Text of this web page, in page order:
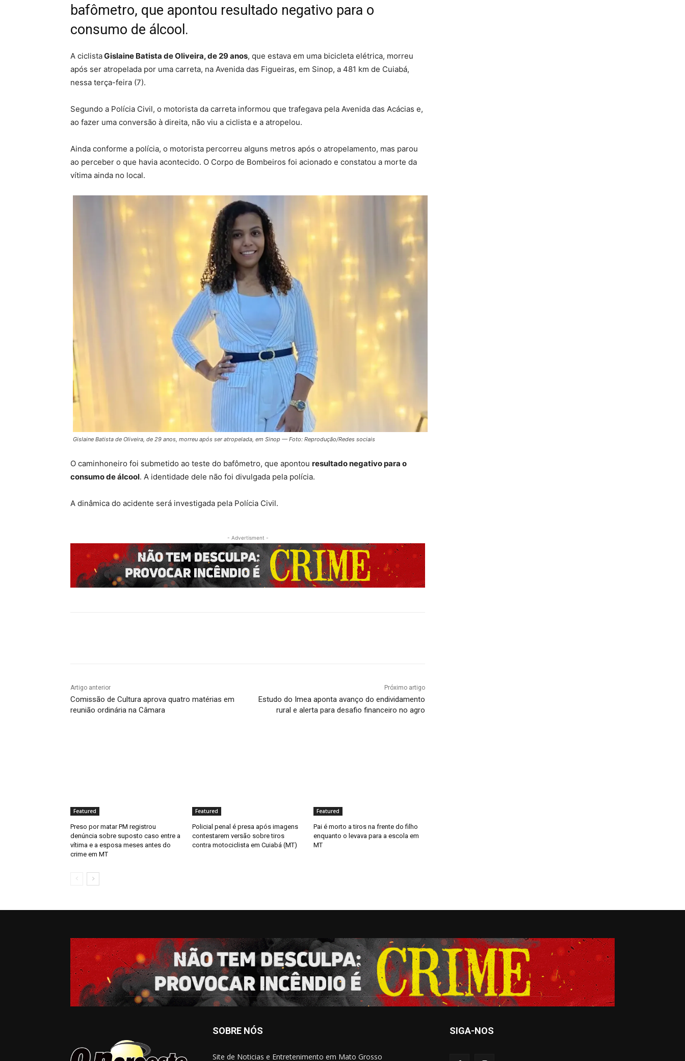
bafômetro, que apontou resultado negativo para o
consumo de álcool.
A ciclistaGislaine Batista de Oliveira, de 29 anos, que estava em uma bicicleta elétrica, morreu
após ser atropelada por uma carreta, na Avenida das Figueiras, em Sinop, a 481 km de Cuiabá,
nessa terça-feira (7).
Segundo a Polícia Civil, o motorista da carreta informou que trafegava pela Avenida das Acácias e,
ao fazer uma conversão à direita, não viu a ciclista e a atropelou.
Ainda conforme a polícia, o motorista percorreu alguns metros após o atropelamento, mas parou
ao perceber o que havia acontecido. O Corpo de Bombeiros foi acionado e constatou a morte da
vítima ainda no local.
Gislaine Batista de Oliveira, de 29 anos, morreu após ser atropelada, em Sinop — Foto: Reprodução/Redes sociais
O caminhoneiro foi submetido ao teste do bafômetro, que apontou resultado negativo para o
consumo de álcool. A identidade dele não foi divulgada pela polícia.
A dinâmica do acidente será investigada pela Polícia Civil.
- Advertisment -
Artigo anterior
Comissão de Cultura aprova quatro matérias em
reunião ordinária na Câmara
Próximo artigo
Estudo do Imea aponta avanço do endividamento
rural e alerta para desafio financeiro no agro
Featured
Preso por matar PM registrou
denúncia sobre suposto caso entre a
vítima e a esposa meses antes do
crime em MT
Featured
Policial penal é presa após imagens
contestarem versão sobre tiros
contra motociclista em Cuiabá (MT)
Featured
Pai é morto a tiros na frente do filho
enquanto o levava para a escola em
MT
SOBRE NÓS
Site de Noticias e Entretenimento em Mato Grosso
SIGA-NOS